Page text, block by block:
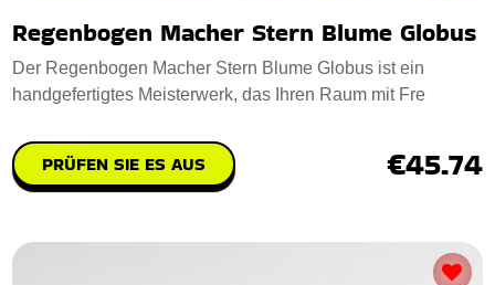
Regenbogen Macher Stern Blume Globus
Der Regenbogen Macher Stern Blume Globus ist ein
handgefertigtes Meisterwerk, das Ihren Raum mit Fre
PRÜFEN SIE ES AUS €45.74